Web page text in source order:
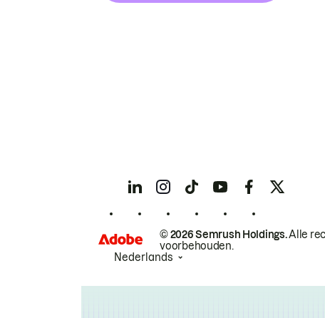
© 2026 Semrush Holdings.Alle
voorbehouden.
Nederlands